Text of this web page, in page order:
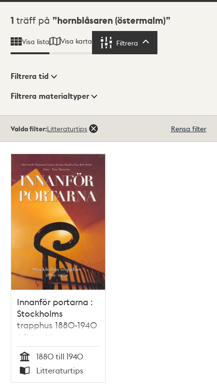
Sökresultat
1 träff på hornblåsaren (östermalm)
Visa lista Visa karta Filtrera
Visningsläge
Filtrera tid
Filtrera materialtyper
träffar
Valda filter:Litteraturtips Rensa filter
Innanför portarna :
Stockholms
trapphus 1880-1940
/ foto: Nino
Monastra ; text:
Olof Antell m.fl.
Tid
1880 till 1940
Typ
Litteraturtips